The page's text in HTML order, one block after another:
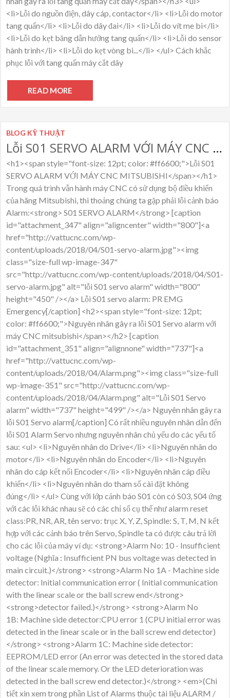
<li>Lỗi do nguồn điện, dây cáp, contactor</li> <li>Lỗi do motor
tang quấn</li> <li>Lỗi do dây đai</li> <li>Lỗi do vít me bi</li>
<li>Lỗi do kẹt băng dẫn hướng tang quấn</li> <li>Lỗi do sensor
hành trình</li> <li>Lỗi do kẹt vòng bi...</li> </ul> Cách khắc
phục lỗi với tang quấn máy cắt dây
READ MORE
BLOG KỸ THUẬT
Lỗi S01 SERVO ALARM VỚI MÁY CNC MITSUBISHI
<h1><span style="font-size: 12pt; color: #ff6600;">Lỗi S01
SERVO ALARM VỚI MÁY CNC MITSUBISHI</span></h1>
Trong quá trình vẫn hành máy CNC có sử dụng bộ điều khiển
của hãng Mitsubishi, thi thoảng chúng ta gặp phải lỗi cảnh báo
Alarm:<strong> S01 SERVO ALARM</strong> [caption
id="attachment_347" align="aligncenter" width="800"]<a
href="http://vattucnc.com/wp-
content/uploads/2018/04/S01-servo-alarm.jpg"><img
class="size-full wp-image-347"
src="http://vattucnc.com/wp-content/uploads/2018/04/S01-
servo-alarm.jpg" alt="lỗi S01 servo alarm" width="800"
height="450" /></a> Lỗi S01 servo alarm: PR EMG
Emergency[/caption] <h2><span style="font-size: 12pt;
color: #ff6600;">Nguyên nhân gây ra lỗi S01 Servo alarm với
máy CNC mitsubishi</span></h2> [caption
id="attachment_351" align="alignnone" width="737"]<a
href="http://vattucnc.com/wp-
content/uploads/2018/04/Alarm.png"><img class="size-full
wp-image-351" src="http://vattucnc.com/wp-
content/uploads/2018/04/Alarm.png" alt="Lỗi S01 Servo
alarm" width="737" height="499" /></a> Nguyên nhân gây ra
lỗi S01 Servo alarm[/caption] Có rất nhiều nguyên nhân dẫn đến
lỗi S01 Alarm Servo nhưng nguyên nhân chủ yếu do các yếu tố
sau: <ul> <li>Nguyên nhân do Drive</li> <li>Nguyên nhân do
motor</li> <li>Nguyên nhân do Encoder</li> <li>Nguyên
nhân do cáp kết nối Encoder</li> <li>Nguyên nhân cáp điều
khiển</li> <li>Nguyên nhân do tham số cài đặt không
đúng</li> </ul> Cùng với lớp cảnh báo S01 còn có S03, S04 ứng
với các lỗi khác nhau sẽ có các chỉ số cụ thể như alarm reset
class:PR, NR, AR, tên servo: trục X, Y, Z, Spindle: S, T, M, N kết
hợp với các cảnh báo trên Servo, Spindle ta có được câu trả lời
cho các lỗi của máy ví dụ: <strong>Alarm No: 10 - Insufficient
voltage (Nghĩa : Insufficient PN bus voltage was detected in
main circuit.)</strong> <strong>Alarm No 1A - Machine side
detector: Initial communication error ( Initial communication
with the linear scale or the ball screw end</strong>
<strong>detector failed.)</strong> <strong>Alarm No
1B: Machine side detector:CPU error 1 (CPU initial error was
detected in the linear scale or in the ball screw end detector)
</strong> <strong>Alarm 1C: Machine side detector:
EEPROM/LED error (An error was detected in the stored data
of the linear scale memory. Or the LED deterioration was
detected in the ball screw end detector.)</strong> <em>(Chi
tiết xin xem trong phần List of Alarms thuộc tài liệu ALARM /